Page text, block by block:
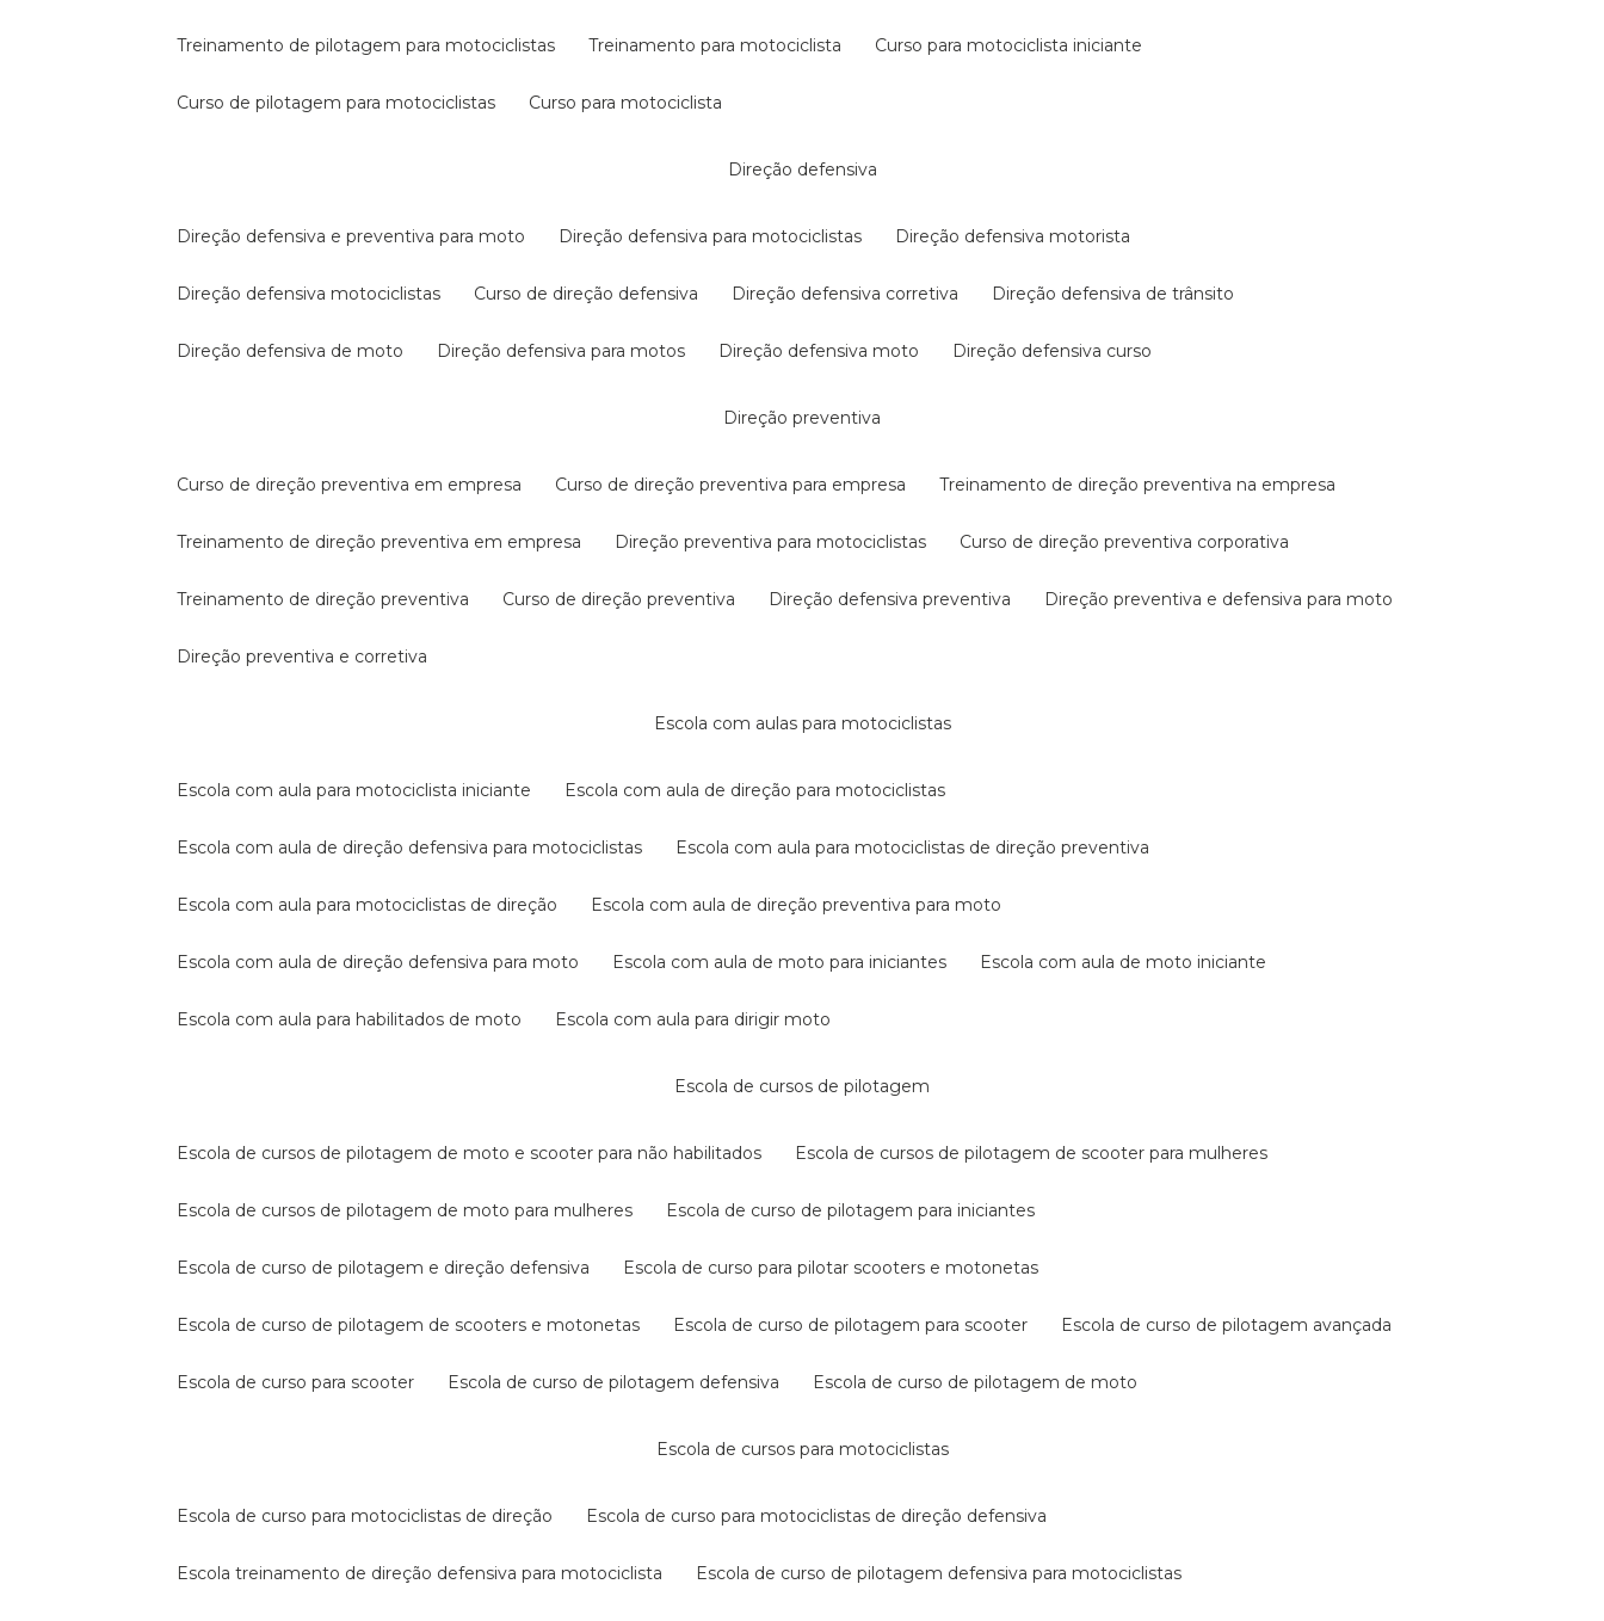
treinamento de pilotagem para motociclistas treinamento para motociclista curso para motociclista iniciante
curso de pilotagem para motociclistas curso para motociclista
direção defensiva
direção defensiva e preventiva para moto direção defensiva para motociclistas direção defensiva motorista
direção defensiva motociclistas curso de direção defensiva direção defensiva corretiva direção defensiva de trânsito
direção defensiva de moto direção defensiva para motos direção defensiva moto direção defensiva curso
direção preventiva
curso de direção preventiva em empresa curso de direção preventiva para empresa treinamento de direção preventiva na empresa
treinamento de direção preventiva em empresa direção preventiva para motociclistas curso de direção preventiva corporativa
treinamento de direção preventiva curso de direção preventiva direção defensiva preventiva direção preventiva e defensiva para moto
direção preventiva e corretiva
escola com aulas para motociclistas
escola com aula para motociclista iniciante escola com aula de direção para motociclistas
escola com aula de direção defensiva para motociclistas escola com aula para motociclistas de direção preventiva
escola com aula para motociclistas de direção escola com aula de direção preventiva para moto
escola com aula de direção defensiva para moto escola com aula de moto para iniciantes escola com aula de moto iniciante
escola com aula para habilitados de moto escola com aula para dirigir moto
escola de cursos de pilotagem
escola de cursos de pilotagem de moto e scooter para não habilitados escola de cursos de pilotagem de scooter para mulheres
escola de cursos de pilotagem de moto para mulheres escola de curso de pilotagem para iniciantes
escola de curso de pilotagem e direção defensiva escola de curso para pilotar scooters e motonetas
escola de curso de pilotagem de scooters e motonetas escola de curso de pilotagem para scooter escola de curso de pilotagem avançada
escola de curso para scooter escola de curso de pilotagem defensiva escola de curso de pilotagem de moto
escola de cursos para motociclistas
escola de curso para motociclistas de direção escola de curso para motociclistas de direção defensiva
escola treinamento de direção defensiva para motociclista escola de curso de pilotagem defensiva para motociclistas